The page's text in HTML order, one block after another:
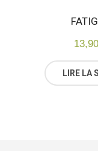
13,90
LIRE LA